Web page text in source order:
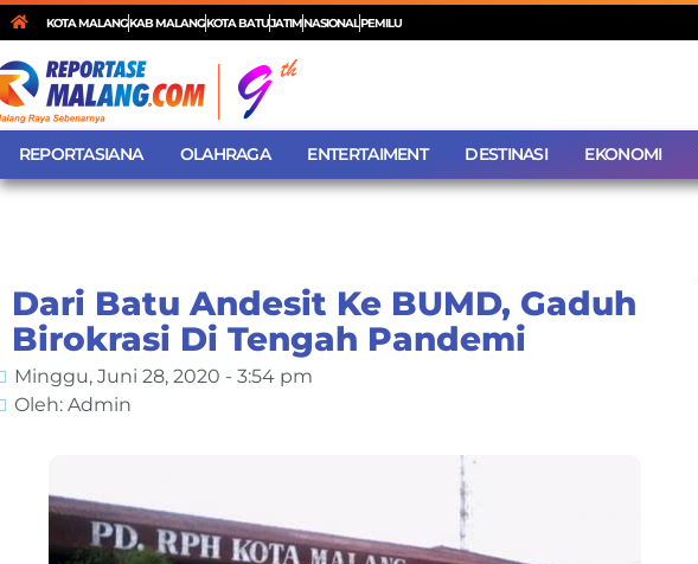
KOTA MALANGKAB MALANGKOTA BATUJATIMNASIONALPEMILU
REPORTASIANA OLAHRAGA ENTERTAIMENT DESTINASI EKONOMI
Dari Batu Andesit Ke BUMD, Gaduh
Birokrasi Di Tengah Pandemi
Minggu, Juni 28, 2020 - 3:54 pm
Oleh: Admin